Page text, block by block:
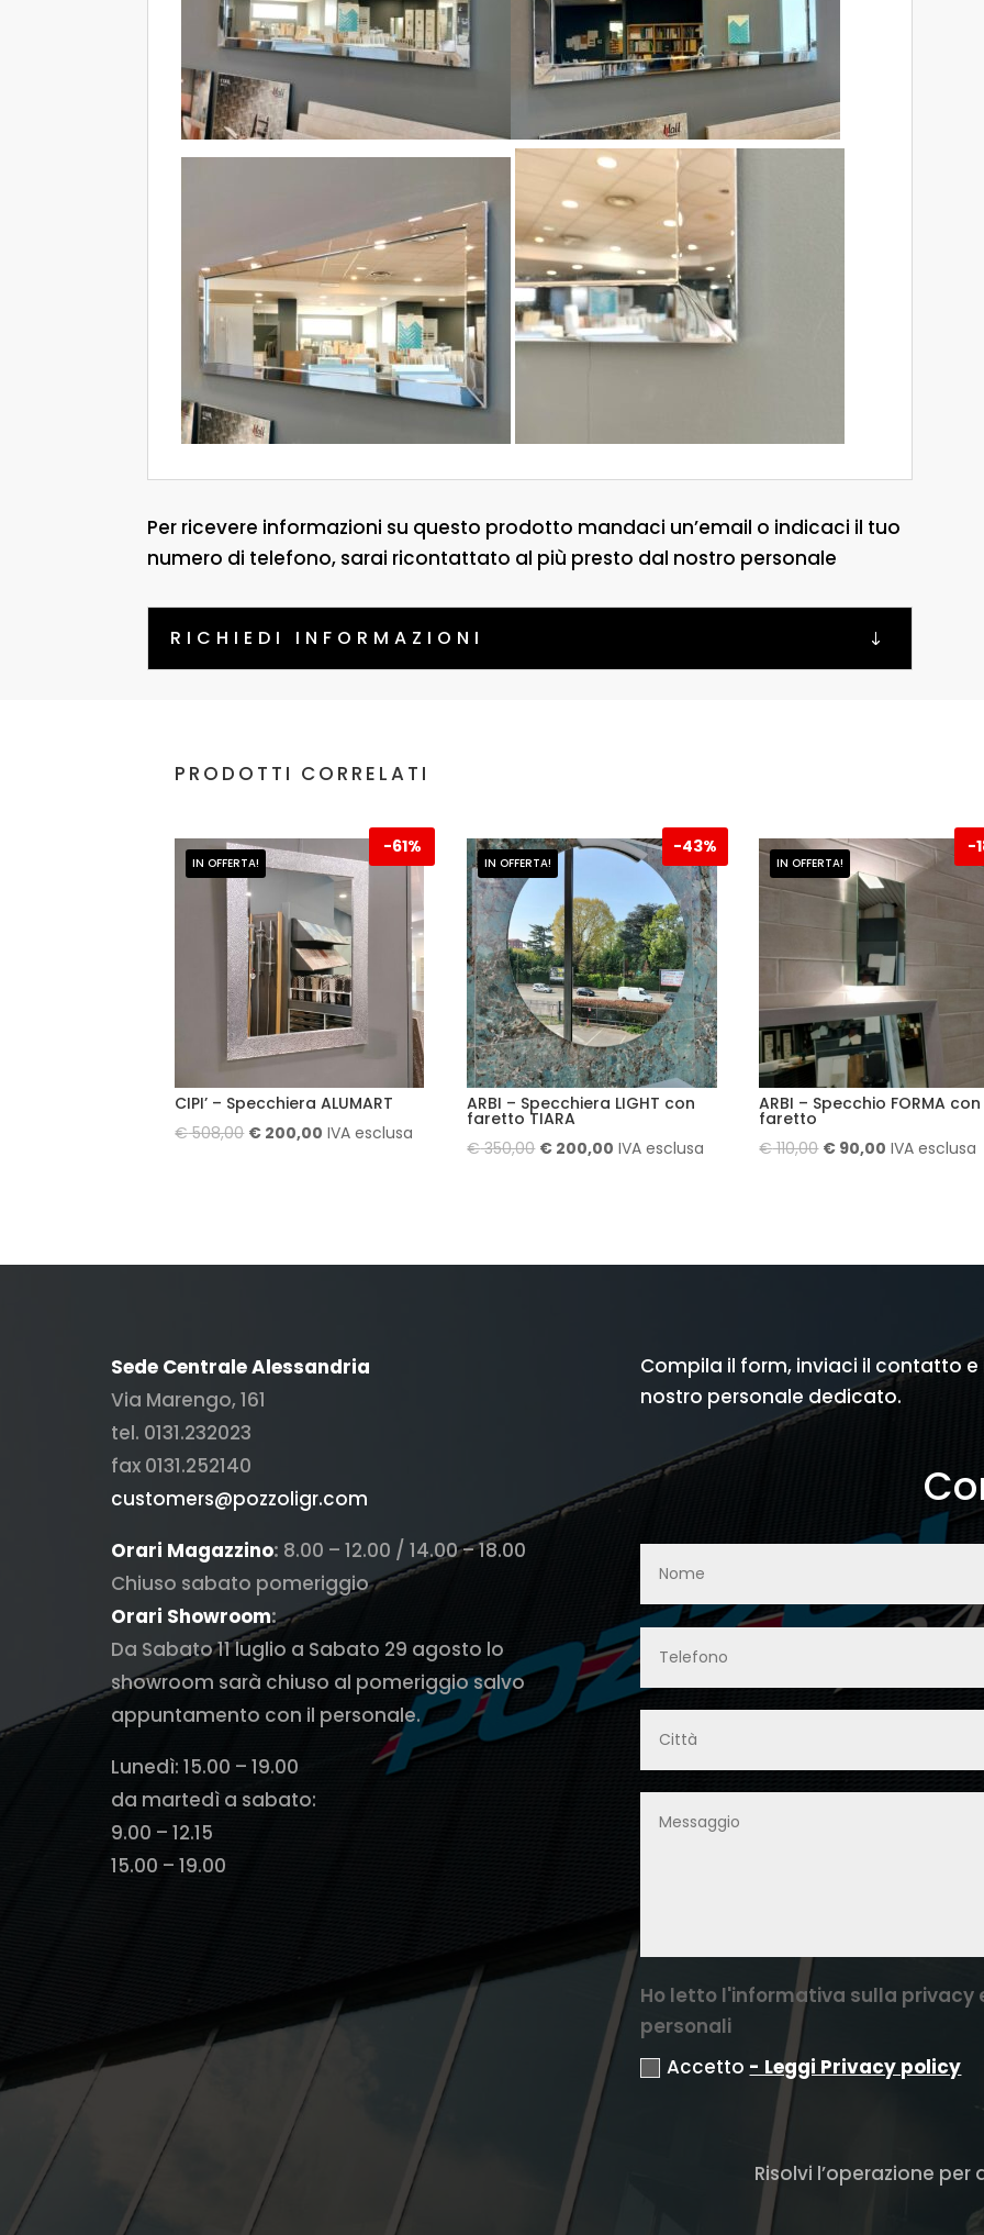
Per ricevere informazioni su questo prodotto mandaci un’email o indicaci il tuo
numero di telefono, sarai ricontattato al più presto dal nostro personale
RICHIEDI INFORMAZIONI
PRODOTTI CORRELATI
IN OFFERTA!
-61%
CIPI’ – Specchiera ALUMART
€508,00 Il
€ 200,00 IlIVA esclusa
IN OFFERTA!
-43%
ARBI – Specchiera LIGHT con
faretto TIARA
€350,00 Il
€ 350,00.
€ 200,00 Il
€ 200,00.
IVA esclusa
IN OFFERTA!
-
ARBI – Specchio FORMA con
faretto
€110,00 Il
€ 110,00.
€ 90,00 Il
€ 90,00.
IVA esclusa
Sede Centrale Alessandria
Via Marengo, 161
tel. 0131.232023
fax 0131.252140
customers@pozzoligr.com
Orari Magazzino: 8.00 – 12.00 / 14.00 – 18.00
Chiuso sabato pomeriggio
Orari Showroom:
Da Sabato 11 luglio a Sabato 29 agosto lo
showroom sarà chiuso al pomeriggio salvo
appuntamento con il personale.
Lunedì: 15.00 – 19.00
da martedì a sabato:
9.00 – 12.15
15.00 – 19.00
Compila il form, inviaci il contatto
nostro personale dedicato.
Ho letto l'informativa sulla
personali
Accetto - Leggi Privacy policy
Risolvi l’operazione